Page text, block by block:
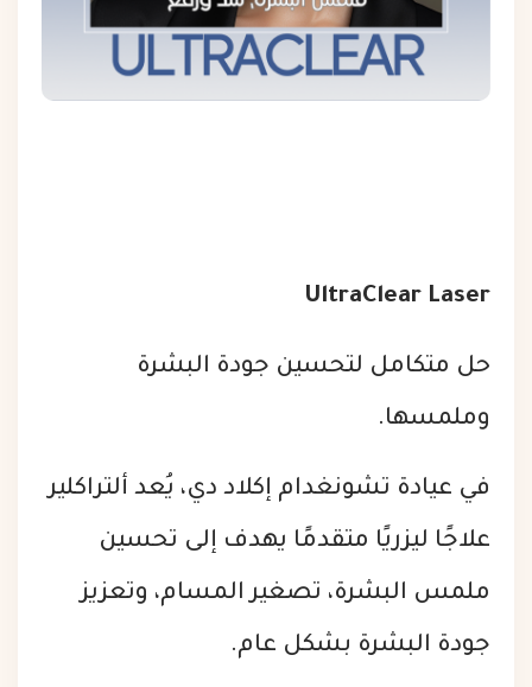
UltraClear Laser
حل متكامل لتحسين جودة البشرة
وملمسها.
في عيادة تشونغدام إكلاد دي، يُعد ألتراكلير
علاجًا ليزريًا متقدمًا يهدف إلى تحسين
ملمس البشرة، تصغير المسام، وتعزيز
جودة البشرة بشكل عام.